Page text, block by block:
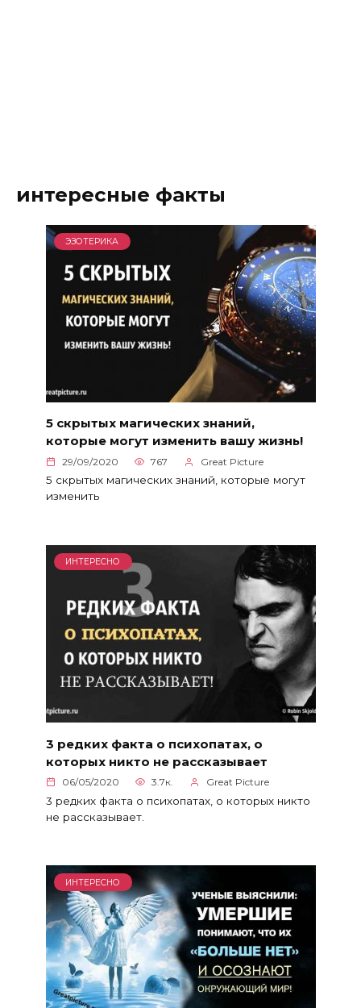
интересные факты
ЭЗОТЕРИКА
5 скрытых магических знаний,
которые могут изменить вашу жизнь!
29/09/2020 767 Great Picture
5 скрытых магических знаний, которые могут
изменить
ИНТЕРЕСНО
3 редких факта о психопатах, о
которых никто не рассказывает
06/05/2020 3.7к. Great Picture
3 редких факта о психопатах, о которых никто
не рассказывает.
ИНТЕРЕСНО